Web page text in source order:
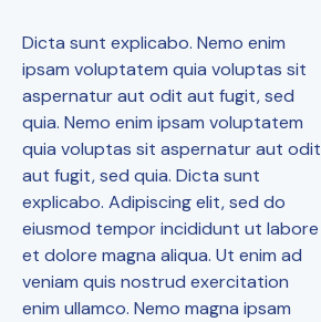
Dicta sunt explicabo. Nemo enim
ipsam voluptatem quia voluptas sit
aspernatur aut odit aut fugit, sed
quia. Nemo enim ipsam voluptatem
quia voluptas sit aspernatur aut odit
aut fugit, sed quia. Dicta sunt
explicabo. Adipiscing elit, sed do
eiusmod tempor incididunt ut labore
et dolore magna aliqua. Ut enim ad
veniam quis nostrud exercitation
enim ullamco. Nemo magna ipsam